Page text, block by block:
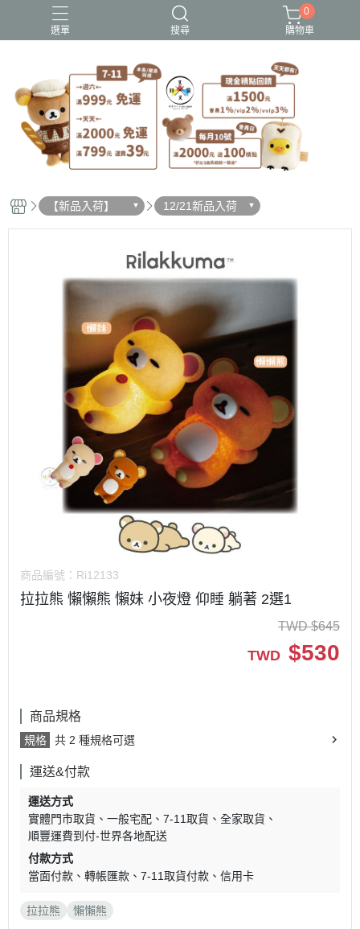
選單 搜尋
史努比歐拉夫 吉伊卡哇 憂傷馬戲團
拉拉熊
迪士尼-玩具總動員
0
購物車
【新品入荷】 12/21新品入荷
商品編號： Ri12133
拉拉熊 懶懶熊 懶妹 小夜燈 仰睡 躺著 2選1
TWD $645
TWD $530
商品規格
規格 共 2 種規格可選
運送&付款
運送方式
實體門市取貨
一般宅配 7-11取貨
全家取貨
順豐運費到付-世界各地配送
付款方式
當面付款
轉帳匯款 7-11取貨付款 信用卡
拉拉熊 懶懶熊